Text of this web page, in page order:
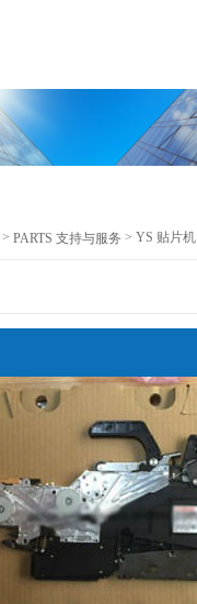
> PARTS 支持与服务 > YS 贴片机